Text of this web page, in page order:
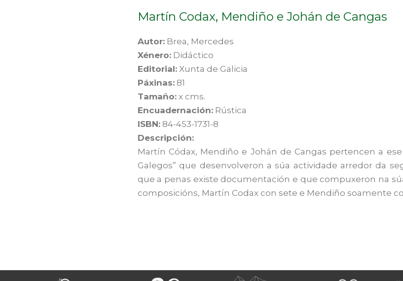
Martín Codax, Mendiño e Johán de Cangas
Autor:Brea, Mercedes
Xénero:Didáctico
Editorial:Xunta de Galicia
Páxinas:81
Tamaño:x cms.
Encuadernación:Rústica
ISBN:84-453-1731-8
Descripción:
Martín Códax, Mendiño e Johán de Cangas pertencen a
Galegos” que desenvolveron a súa actividade arredor da
que a penas existe documentación e que compuxeron na
composicións, Martín Codax con sete e Mendiño soamente